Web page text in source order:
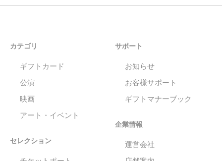
カテゴリ
ギフトカード
公演
映画
アート・イベント
セレクション
サポート
お知らせ
お客様サポート
ギフトマナーブック
企業情報
運営会社